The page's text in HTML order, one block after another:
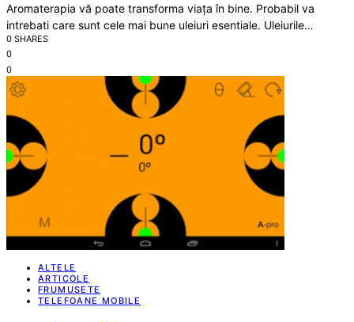
Aromaterapia vă poate transforma viața în bine. Probabil va
intrebati care sunt cele mai bune uleiuri esentiale. Uleiurile…
0 SHARES
0
0
ALTELE
ARTICOLE
FRUMUSETE
TELEFOANE MOBILE